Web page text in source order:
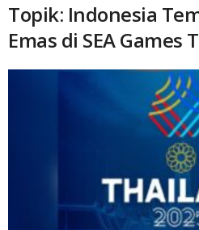
Topik: Indonesia
Emas di SEA Games